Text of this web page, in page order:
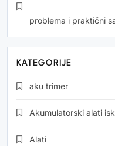
problema i praktični
KATEGORIJE
aku trimer
Akumulatorski alati
Alati